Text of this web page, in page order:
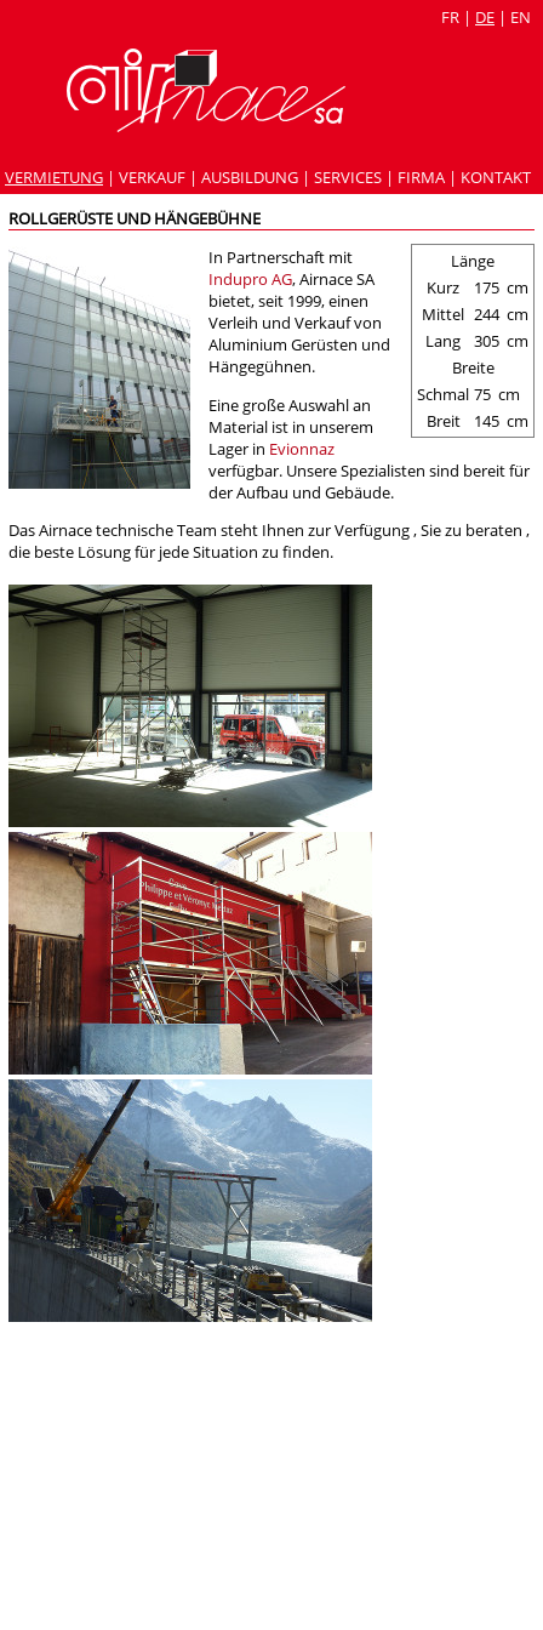
FR | DE | EN
VERMIETUNG | VERKAUF | AUSBILDUNG | SERVICES | FIRMA | KONTAKT
ROLLGERÜSTE UND HÄNGEBÜHNE
Länge
Kurz
175 cm
Mittel 244 cm
Lang
305 cm
Breite
Schmal 75 cm
Breit
145 cm
In Partnerschaft mit
Indupro AG, Airnace SA
bietet, seit 1999, einen
Verleih und Verkauf von
Aluminium Gerüsten und
Hängegühnen.
Eine große Auswahl an
Material ist in unserem
Lager in Evionnaz
verfügbar. Unsere Spezialisten sind bereit für
der Aufbau und Gebäude.
Das Airnace technische Team steht Ihnen zur Verfügung , Sie zu beraten ,
die beste Lösung für jede Situation zu finden.